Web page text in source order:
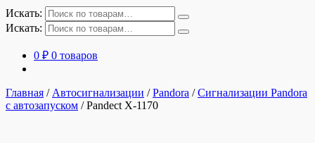
Искать:
Искать:
0 ₽ 0 товаров
Главная / Автосигнализации /Pandora /Сигнализации Pandora
с автозапуском /Pandect X-1170